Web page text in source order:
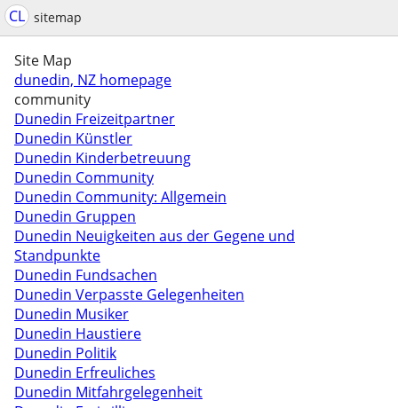
CL sitemap
Site Map
dunedin, NZ homepage
community
Dunedin Freizeitpartner
Dunedin Künstler
Dunedin Kinderbetreuung
Dunedin Community
Dunedin Community: Allgemein
Dunedin Gruppen
Dunedin Neuigkeiten aus der Gegene und
Standpunkte
Dunedin Fundsachen
Dunedin Verpasste Gelegenheiten
Dunedin Musiker
Dunedin Haustiere
Dunedin Politik
Dunedin Erfreuliches
Dunedin Mitfahrgelegenheit